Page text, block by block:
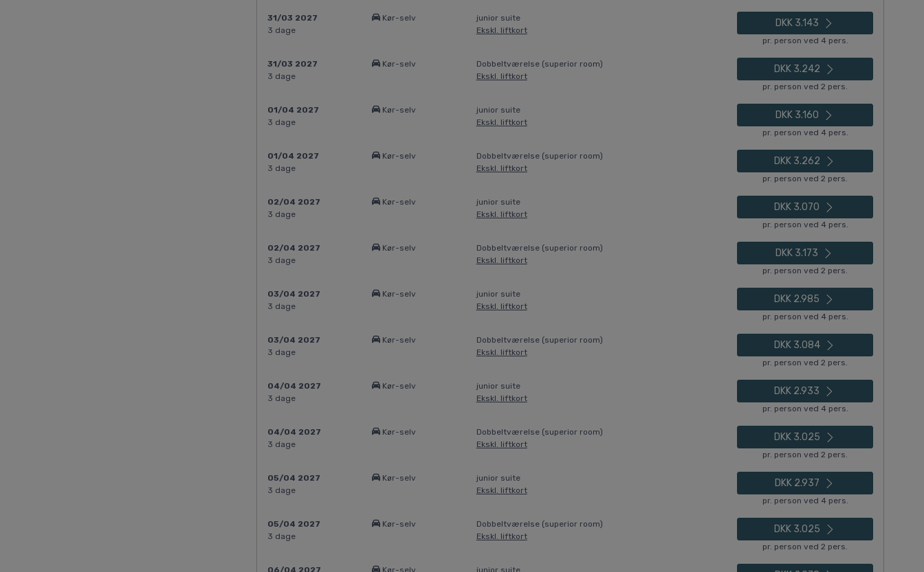
31/03 2027
3 dage
Kør-selv
junior suite
Ekskl. liftkort
DKK 3.143
pr. person ved 4 pers.
31/03 2027
3 dage
Kør-selv
Dobbeltværelse (superior room)
Ekskl. liftkort
DKK 3.242
pr. person ved 2 pers.
01/04 2027
3 dage
Kør-selv
junior suite
Ekskl. liftkort
DKK 3.160
pr. person ved 4 pers.
01/04 2027
3 dage
Kør-selv
Dobbeltværelse (superior room)
Ekskl. liftkort
DKK 3.262
pr. person ved 2 pers.
02/04 2027
3 dage
Kør-selv
junior suite
Ekskl. liftkort
DKK 3.070
pr. person ved 4 pers.
02/04 2027
3 dage
Kør-selv
Dobbeltværelse (superior room)
Ekskl. liftkort
DKK 3.173
pr. person ved 2 pers.
03/04 2027
3 dage
Kør-selv
junior suite
Ekskl. liftkort
DKK 2.985
pr. person ved 4 pers.
03/04 2027
3 dage
Kør-selv
Dobbeltværelse (superior room)
Ekskl. liftkort
DKK 3.084
pr. person ved 2 pers.
04/04 2027
3 dage
Kør-selv
junior suite
Ekskl. liftkort
DKK 2.933
pr. person ved 4 pers.
04/04 2027
3 dage
Kør-selv
Dobbeltværelse (superior room)
Ekskl. liftkort
DKK 3.025
pr. person ved 2 pers.
05/04 2027
3 dage
Kør-selv
junior suite
Ekskl. liftkort
DKK 2.937
pr. person ved 4 pers.
05/04 2027
3 dage
Kør-selv
Dobbeltværelse (superior room)
Ekskl. liftkort
DKK 3.025
pr. person ved 2 pers.
06/04 2027 Kør-selv junior suite